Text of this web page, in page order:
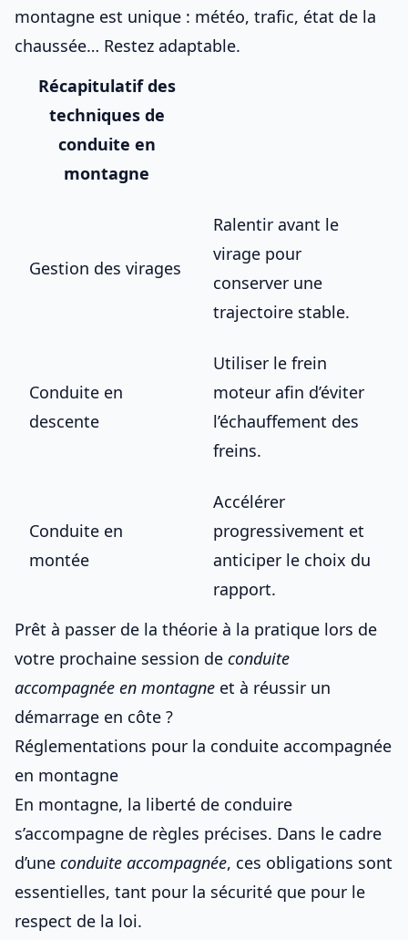
montagne est unique : météo, trafic, état de la
chaussée… Restez adaptable.
Récapitulatif des
techniques de
conduite en
montagne
Gestion des virages
Ralentir avant le
virage pour
conserver une
trajectoire stable.
Conduite en
descente
Utiliser le frein
moteur afin d’éviter
l’échauffement des
freins.
Conduite en
montée
Accélérer
progressivement et
anticiper le choix du
rapport.
Prêt à passer de la théorie à la pratique lors de
votre prochaine session de conduite
accompagnée en montagne et à réussir un
démarrage en côte ?
Réglementations pour la conduite accompagnée
en montagne
En montagne, la liberté de conduire
s’accompagne de règles précises. Dans le cadre
d’une conduite accompagnée, ces obligations sont
essentielles, tant pour la sécurité que pour le
respect de la loi.